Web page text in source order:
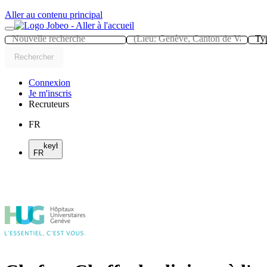
Aller au contenu principal
Rechercher
Connexion
Je m'inscris
Recruteurs
FR
FR
keyboard_arrow_right